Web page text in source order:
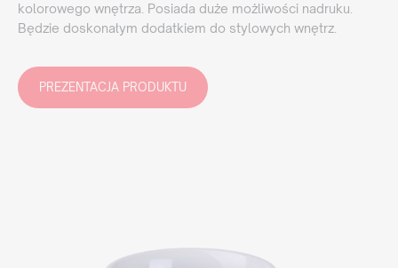
kolorowego wnętrza. Posiada duże możliwości nadruku.
Będzie doskonałym dodatkiem do stylowych wnętrz.
PREZENTACJA PRODUKTU